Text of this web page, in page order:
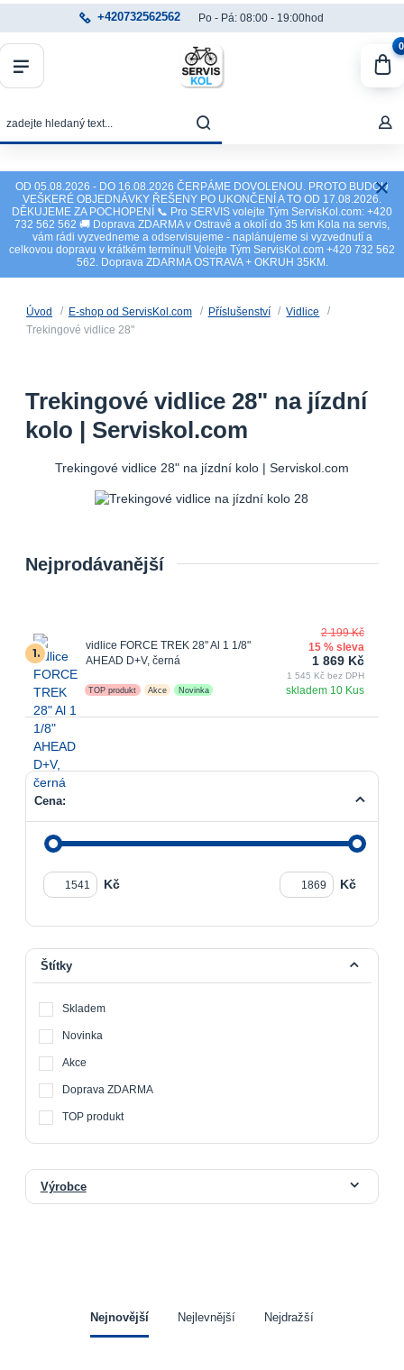
OD 05.08.2026 - DO 16.08.2026 ČERPÁME DOVOLENOU. PROTO BUDOU
VEŠKERÉ OBJEDNÁVKY ŘEŠENY PO UKONČENÍ A TO OD 17.08.2026.
DĚKUJEME ZA POCHOPENÍ 📞 Pro SERVIS volejte Tým ServisKol.com: +420
732 562 562 🚚 Doprava ZDARMA v Ostravě a okolí do 35 km Kola na servis,
vám rádi vyzvedneme a odservisujeme - naplánujeme si vyzvednutí a
celkovou dopravu v krátkém termínu!! Volejte Tým ServisKol.com +420 732 562
562. Doprava ZDARMA OSTRAVA + OKRUH 35KM.
+420732562562 Po - Pá: 08:00 - 19:00hod
0
Úvod E-shop od ServisKol.com Příslušenství
Vidlice
Trekingové vidlice 28"
Trekingové vidlice 28" na jízdní
kolo | Serviskol.com
Trekingové vidlice 28" na jízdní kolo | Serviskol.com
Nejprodávanější
1.
vidlice FORCE TREK 28" Al 1 1/8"
AHEAD D+V, černá
skladem 10 Kus
TOP produkt Akce Novinka
2 199 Kč
15 % sleva
1 869 Kč
1 545 Kč bez DPH
Cena:
Kč Kč
Štítky
Skladem
Novinka
Akce
Doprava ZDARMA
TOP produkt
Výrobce
Nejnovější Nejlevnější Nejdražší